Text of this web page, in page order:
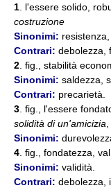
1 . l'essere solido,
costruzione
Sinonimi:
Contrari: debolezza,
2 . fig., stabilità
Sinonimi: saldezza,
Contrari: precarietà.
3 . fig., l'essere
solidità di un'amicizia
Sinonimi:
4 . fig., fondatezza,
Sinonimi: validità.
Contrari: debolezza,